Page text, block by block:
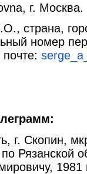
г. Москва.
страна,
номер
г. Скопин,
Рязанской
1981